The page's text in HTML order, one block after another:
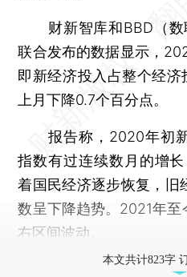
财新智库和BBD（数
联合发布的数据显示，
即新经济投入占整个经
上月下降0.7个百分点。
报告称，2020年初新
指数有过连续数月的增
着国民经济逐步恢复，旧
数呈下降趋势。2021年
右区间波动。
本文共计823字